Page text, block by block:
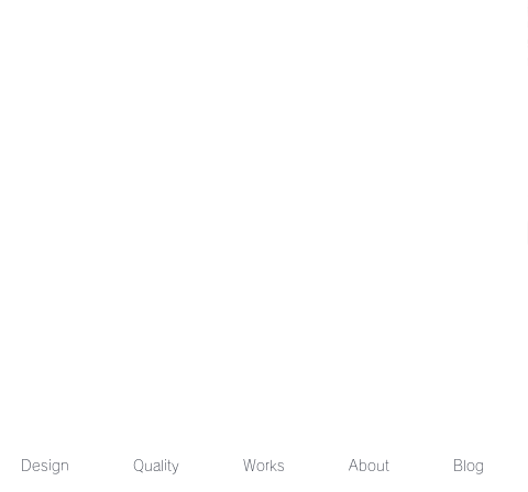
Design Quality Works About Blog